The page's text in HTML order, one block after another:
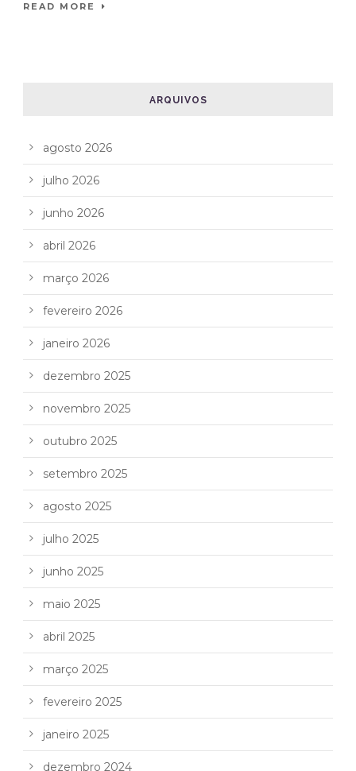
READ MORE
ARQUIVOS
agosto 2026
julho 2026
junho 2026
abril 2026
março 2026
fevereiro 2026
janeiro 2026
dezembro 2025
novembro 2025
outubro 2025
setembro 2025
agosto 2025
julho 2025
junho 2025
maio 2025
abril 2025
março 2025
fevereiro 2025
janeiro 2025
dezembro 2024